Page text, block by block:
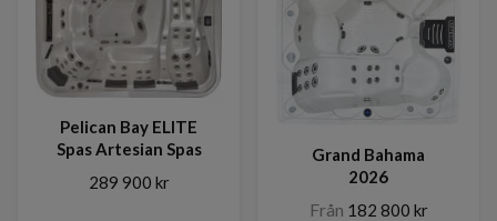
Pelican Bay ELITE
Spas Artesian Spas
289 900 kr
Grand Bahama
2026
Från 182 800 kr